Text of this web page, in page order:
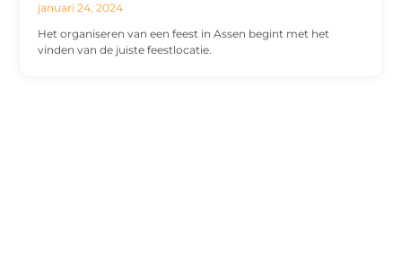
januari 24, 2024
Het organiseren van een feest in Assen begint met het
vinden van de juiste feestlocatie.